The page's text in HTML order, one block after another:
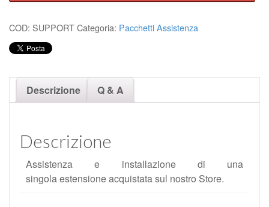
COD: SUPPORTCategoria: Pacchetti Assistenza
Descrizione Q & A
Descrizione
Assistenza e installazione di una
singola estensione acquistata sul nostro Store.